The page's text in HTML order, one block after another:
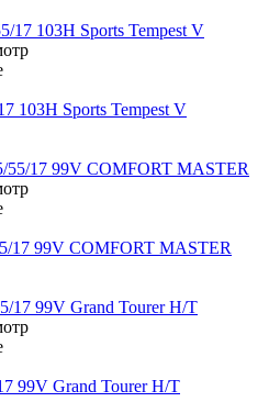
103H Sports Tempest V
17 99V COMFORT MASTER
99V Grand Tourer H/T